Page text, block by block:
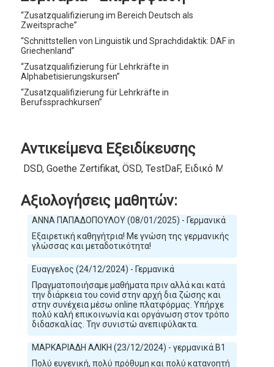
“Zusatzqualifizierung im Bereich Deutsch als
Zweitsprache”
“Schnittstellen von Linguistik und Sprachdidaktik: DAF in
Griechenland”
“Zusatzqualifizierung für Lehrkräfte in
Alphabetisierungskursen”
“Zusatzqualifizierung für Lehrkräfte in
Berufssprachkursen”
Αντικείμενα Εξειδίκευσης
DSD, Goethe Zertifikat, ÖSD, TestDaF, Ειδικό Μάθημα
Αξιολογήσεις μαθητών:
ΑΝΝΑ ΠΑΠΑΔΟΠΟΥΛΟΥ (08/01/2025) - Γερμανικά
Εξαιρετική καθηγήτρια! Με γνώση της γερμανικής
γλώσσας και μεταδοτικότητα!
Ευαγγελος (24/12/2024) - Γερμανικά
Πραγματοποιήσαμε μαθήματα πριν αλλά και κατά
την διάρκεια του covid στην αρχή δια ζώσης και
στην συνέχεια μέσω online πλατφόρμας. Υπήρχε
πολύ καλή επικοινωνία και οργάνωση στον τρόπο
διδασκαλίας. Την συνιστώ ανεπιφύλακτα.
ΜΑΡΚΑΡΙΑΔΗ ΑΛΙΚΗ (23/12/2024) - γερμανικά Β1
Πολύ ευγενική, πολύ πρόθυμη και πολύ κατανοητή